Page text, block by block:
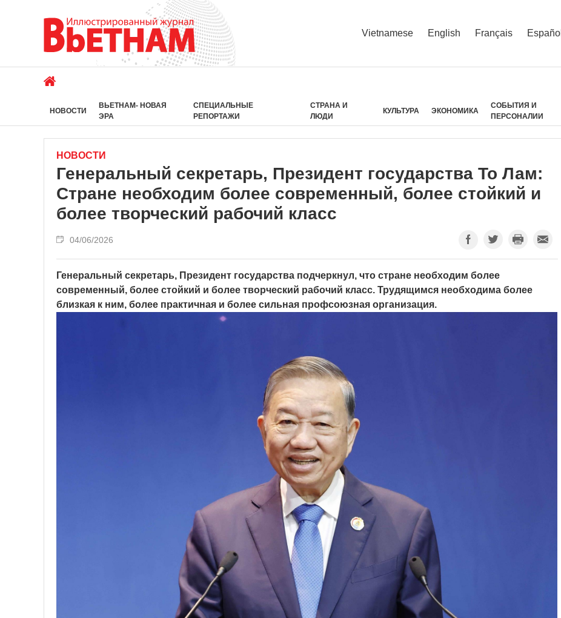
Vietnamese English Français Español
НОВОСТИ
ВЬЕТНАМ- НОВАЯ
ЭРА
СПЕЦИАЛЬНЫЕ
РЕПОРТАЖИ
СТРАНА И
ЛЮДИ
КУЛЬТУРА ЭКОНОМИКА
СОБЫТИЯ И
ПЕРСОНАЛИИ
НОВОСТИ
Генеральный секретарь, Президент государства То Лам:
Стране необходим более современный, более стойкий и
более творческий рабочий класс
04/06/2026
Генеральный секретарь, Президент государства подчеркнул, что стране необходим более
современный, более стойкий и более творческий рабочий класс. Трудящимся необходима более
близкая к ним, более практичная и более сильная профсоюзная организация.